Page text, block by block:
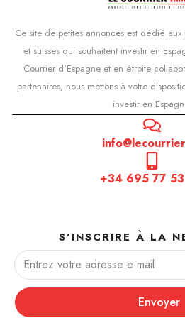
Ce site de petites annonces est dédié
et suisses qui souhaitent investir en
Courrier d'Espagne et en étroite
partenaires, nous mettons à votre
investir en
+34 695 77
S'INSCRIRE À LA
Envoyer